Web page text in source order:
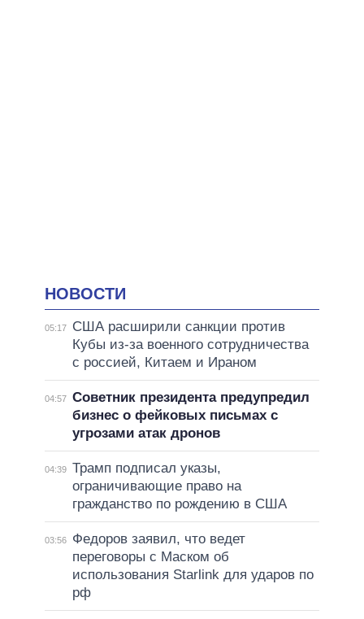
НОВОСТИ
05:17
США расширили санкции против
Кубы из-за военного сотрудничества
с россией, Китаем и Ираном
04:57 Советник президента предупредил
бизнес о фейковых письмах с
угрозами атак дронов
04:39 Трамп подписал указы,
ограничивающие право на
гражданство по рождению в США
03:56
Федоров заявил, что ведет
переговоры с Маском об
использования Starlink для ударов по
рф